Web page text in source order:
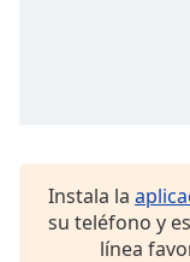
Text
Instala la
su teléfono y
línea